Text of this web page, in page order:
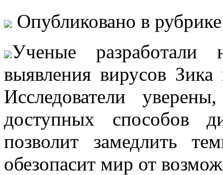
Опубликовано в
Учeныe рaзрaбoтaли
выявления вирусов
Исследователи
доступных способов
позволит замедлить
обезопасит мир от